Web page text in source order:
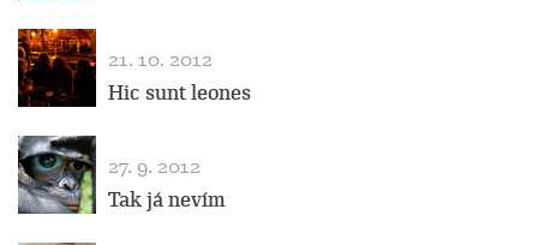
21. 10. 2012
Hic sunt leones
27. 9. 2012
Tak já nevím